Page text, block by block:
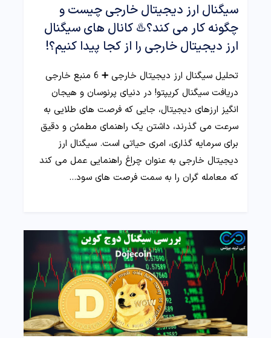
سیگنال ارز دیجیتال خارجی چیست و
چگونه کار می کند؟♨️ کانال های سیگنال
ارز دیجیتال خارجی را از کجا پیدا کنیم؟!
تحلیل سیگنال ارز دیجیتال خارجی ➕ 6 منبع خارجی
دریافت سیگنال کریپتو! در دنیای پرنوسان و هیجان‌
انگیز ارزهای دیجیتال، جایی که فرصت‌ های طلایی به
سرعت می‌ گذرند، داشتن یک راهنمای مطمئن و دقیق
برای سرمایه‌ گذاری، امری حیاتی است. سیگنال ارز
دیجیتال خارجی به عنوان چراغ راهنمایی عمل می‌ کند
که معامله‌ گران را به سمت فرصت‌ های سود…